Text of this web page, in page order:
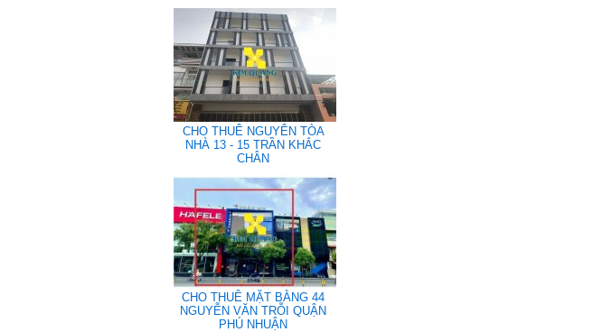
CHO THUÊ NGUYÊN TÒA
NHÀ 13 - 15 TRẦN KHẮC
CHÂN
CHO THUÊ MẶT BẰNG 44
NGUYỄN VĂN TRỖI QUẬN
PHÚ NHUẬN